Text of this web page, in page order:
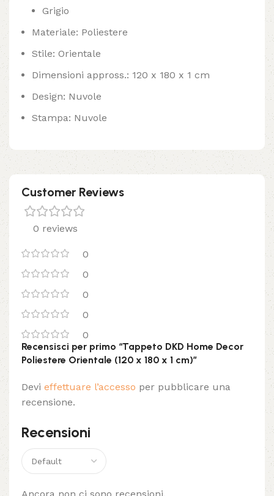
Grigio
Materiale: Poliestere
Stile: Orientale
Dimensioni appross.: 120 x 180 x 1 cm
Design: Nuvole
Stampa: Nuvole
Customer Reviews
0 reviews
0
0
0
0
0
Recensioni
Recensisci per primo “Tappeto DKD Home Decor
Poliestere Orientale (120 x 180 x 1 cm)”
Devi effettuare l’accesso per pubblicare una
recensione.